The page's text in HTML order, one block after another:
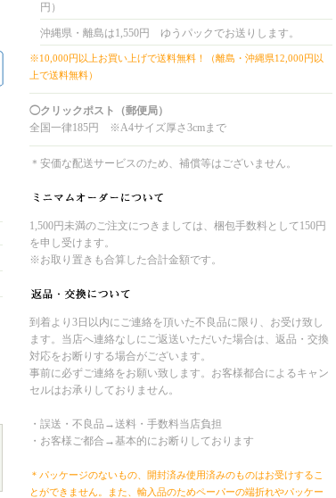
円）
沖縄県・離島は1,550円 ゆうパックでお送りします。
※10,000円以上お買い上げで送料無料！（離島・沖縄県12,000円以
上で送料無料）
◯クリックポスト（郵便局）
全国一律185円 ※A4サイズ厚さ3cmまで
＊安価な配送サービスのため、補償等はございません。
1,500円未満のご注文につきましては、梱包手数料として150円
を申し受けます。
※お取り置きも合算した合計金額です。
到着より3日以内にご連絡を頂いた不良品に限り、お受け致し
ます。当店へ連絡なしにご返送いただいた場合は、返品・交換
対応をお断りする場合がございます。
事前に必ずご連絡をお願い致します。お客様都合によるキャン
セルはお承りしておりません。
・誤送・不良品→送料・手数料当店負担
・お客様ご都合→基本的にお断りしております
＊パッケージのないもの、開封済み使用済みのものはお受けするこ
とができません。また、輸入品のためペーパーの端折れやパッケー